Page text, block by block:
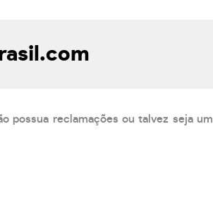
possua reclamações ou talvez seja um